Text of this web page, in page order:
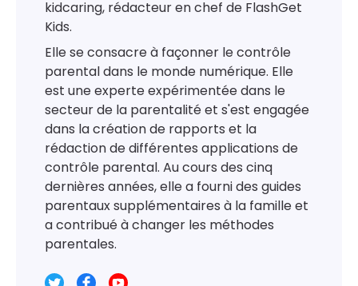
kidcaring, rédacteur en chef de FlashGet
Kids.
Elle se consacre à façonner le contrôle
parental dans le monde numérique. Elle
est une experte expérimentée dans le
secteur de la parentalité et s'est engagée
dans la création de rapports et la
rédaction de différentes applications de
contrôle parental. Au cours des cinq
dernières années, elle a fourni des guides
parentaux supplémentaires à la famille et
a contribué à changer les méthodes
parentales.